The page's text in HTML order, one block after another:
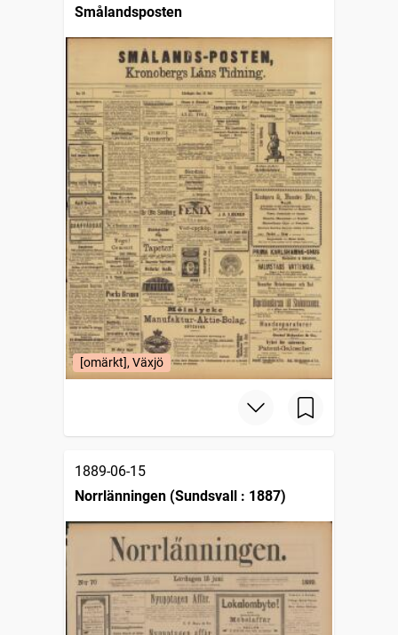
Smålandsposten
[omärkt], Växjö
1889-06-15
Norrlänningen (Sundsvall : 1887)